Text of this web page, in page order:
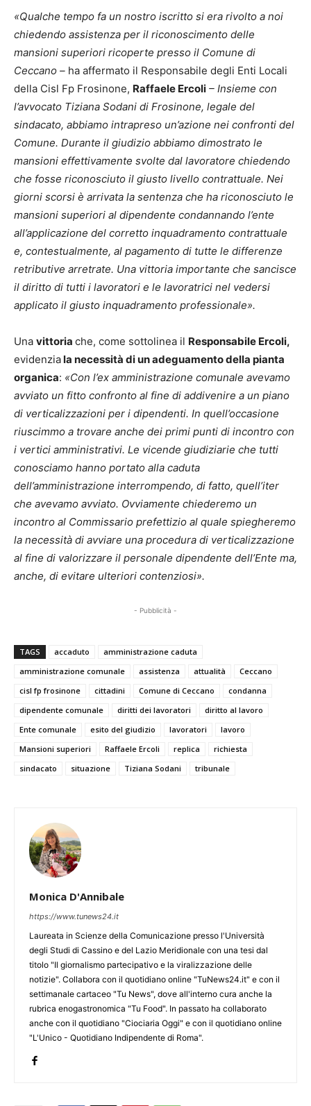
«Qualche tempo fa un nostro iscritto si era rivolto a noi
chiedendo assistenza per il riconoscimento delle
mansioni superiori ricoperte presso il Comune di
Ceccano – ha affermato il Responsabile degli Enti Locali
della Cisl Fp Frosinone, Raffaele Ercoli – Insieme con
l’avvocato Tiziana Sodani di Frosinone, legale del
sindacato, abbiamo intrapreso un’azione nei confronti del
Comune. Durante il giudizio abbiamo dimostrato le
mansioni effettivamente svolte dal lavoratore chiedendo
che fosse riconosciuto il giusto livello contrattuale. Nei
giorni scorsi è arrivata la sentenza che ha riconosciuto le
mansioni superiori al dipendente condannando l’ente
all’applicazione del corretto inquadramento contrattuale
e, contestualmente, al pagamento di tutte le differenze
retributive arretrate. Una vittoria importante che sancisce
il diritto di tutti i lavoratori e le lavoratrici nel vedersi
applicato il giusto inquadramento professionale».
Una vittoria che, come sottolinea il Responsabile Ercoli,
evidenziala necessità di un adeguamento della pianta
organica: «Con l’ex amministrazione comunale avevamo
avviato un fitto confronto al fine di addivenire a un piano
di verticalizzazioni per i dipendenti. In quell’occasione
riuscimmo a trovare anche dei primi punti di incontro con
i vertici amministrativi. Le vicende giudiziarie che tutti
conosciamo hanno portato alla caduta
dell’amministrazione interrompendo, di fatto, quell’iter
che avevamo avviato. Ovviamente chiederemo un
incontro al Commissario prefettizio al quale spiegheremo
la necessità di avviare una procedura di verticalizzazione
al fine di valorizzare il personale dipendente dell’Ente ma,
anche, di evitare ulteriori contenziosi».
- Pubblicità -
TAGS accaduto
amministrazione caduta
amministrazione comunale
assistenza attualità
Ceccano
cisl fp frosinone
cittadini Comune di Ceccano
condanna
dipendente comunale
diritti dei lavoratori
diritto al lavoro
Ente comunale
esito del giudizio lavoratori
lavoro
Mansioni superiori
Raffaele Ercoli replica
richiesta
sindacato
situazione Tiziana Sodani tribunale
Monica D'Annibale
https://www.tunews24.it
Laureata in Scienze della Comunicazione presso l'Università
degli Studi di Cassino e del Lazio Meridionale con una tesi dal
titolo "Il giornalismo partecipativo e la viralizzazione delle
notizie". Collabora con il quotidiano online "TuNews24.it" e con il
settimanale cartaceo "Tu News", dove all'interno cura anche la
rubrica enogastronomica "Tu Food". In passato ha collaborato
anche con il quotidiano "Ciociaria Oggi" e con il quotidiano online
"L'Unico - Quotidiano Indipendente di Roma".